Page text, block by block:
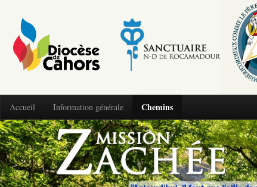
Accueil Information générale Chemins